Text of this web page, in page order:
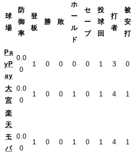
球
場
防
御
率
登
板
勝 敗
ホ
ー
ル
ド
セ
ー
ブ
投
球
回
打
者
被
安
打
Pa
yP
ay
0.0
0
1 0 0 0 0 1 3 0
大
宮
0.0
0
1 0 0 1 0 1 4 1
楽
天
モ
バ
0.0
0
1 0 0 1 0 1 4 1